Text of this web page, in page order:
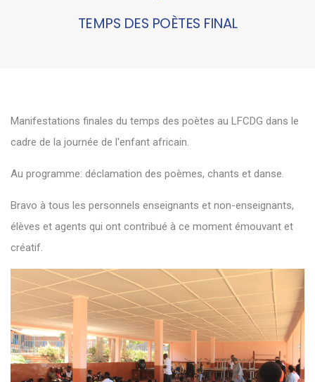
TEMPS DES POÈTES FINAL
Manifestations finales du temps des poètes au LFCDG dans le
cadre de la journée de l'enfant africain.
Au programme: déclamation des poèmes, chants et danse.
Bravo à tous les personnels enseignants et non-enseignants,
élèves et agents qui ont contribué à ce moment émouvant et
créatif.